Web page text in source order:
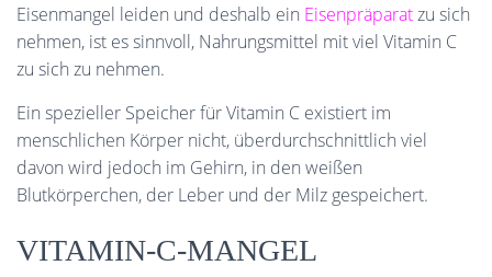
Eisenmangel leiden und deshalb ein Eisenpräparatzu sich
nehmen, ist es sinnvoll, Nahrungsmittel mit viel Vitamin C
zu sich zu nehmen.
Ein spezieller Speicher für Vitamin C existiert im
menschlichen Körper nicht, überdurchschnittlich viel
davon wird jedoch im Gehirn, in den weißen
Blutkörperchen, der Leber und der Milz gespeichert.
VITAMIN-C-MANGEL